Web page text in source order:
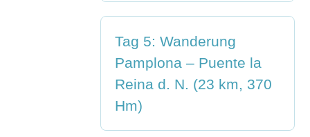
Tag 5: Wanderung
Pamplona – Puente la
Reina d. N. (23 km, 370
Hm)